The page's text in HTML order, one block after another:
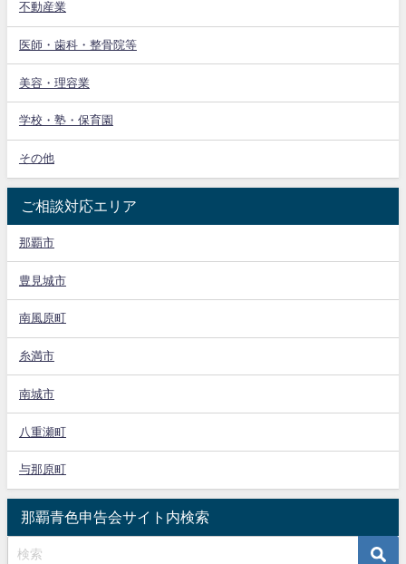
不動産業
医師・歯科・整骨院等
美容・理容業
学校・塾・保育園
その他
ご相談対応エリア
那覇市
豊見城市
南風原町
糸満市
南城市
八重瀬町
与那原町
那覇青色申告会サイト内検索